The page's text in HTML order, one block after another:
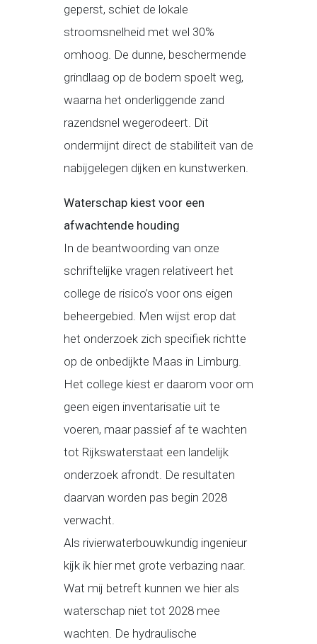
geperst, schiet de lokale
stroomsnelheid met wel 30%
omhoog. De dunne, beschermende
grindlaag op de bodem spoelt weg,
waarna het onderliggende zand
razendsnel wegerodeert. Dit
ondermijnt direct de stabiliteit van de
nabijgelegen dijken en kunstwerken.
Waterschap kiest voor een
afwachtende houding
In de beantwoording van onze
schriftelijke vragen relativeert het
college de risico’s voor ons eigen
beheergebied. Men wijst erop dat
het onderzoek zich specifiek richtte
op de onbedijkte Maas in Limburg.
Het college kiest er daarom voor om
geen eigen inventarisatie uit te
voeren, maar passief af te wachten
tot Rijkswaterstaat een landelijk
onderzoek afrondt. De resultaten
daarvan worden pas begin 2028
verwacht.
Als rivierwaterbouwkundig ingenieur
kijk ik hier met grote verbazing naar.
Wat mij betreft kunnen we hier als
waterschap niet tot 2028 mee
wachten. De hydraulische